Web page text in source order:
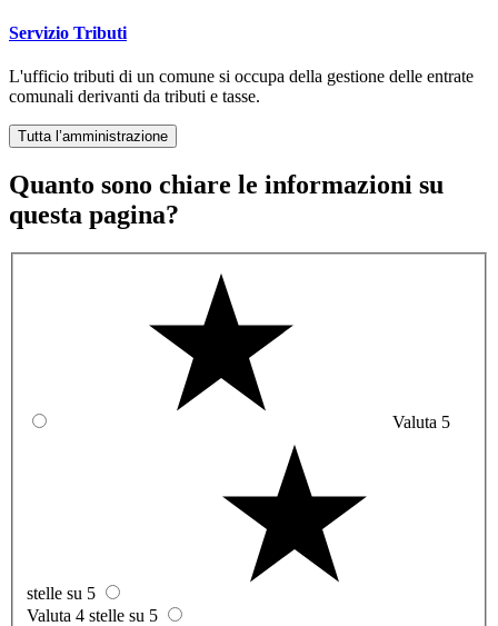
Servizio Tributi
L'ufficio tributi di un comune si occupa della gestione delle entrate
comunali derivanti da tributi e tasse.
Tutta l’amministrazione
Quanto sono chiare le informazioni su
questa pagina?
Valuta 5
stelle su 5
Valuta 4 stelle su 5